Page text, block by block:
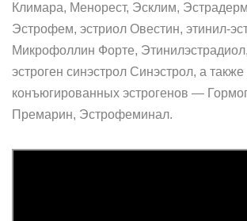
Климара, Менорест, Эсклим,
Эстрофем, эстриол Овестин, этинил-
Микрофоллин Форте, Этинилэстрадиол,
эстроген синэстрол Синэстрол, а
конъюгированных эстрогенов —
Премарин, Эстрофеминал.